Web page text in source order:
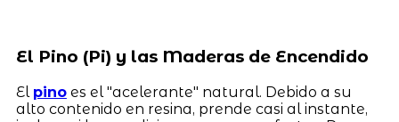
El Pino (Pi) y las Maderas de Encendido
El pinoes el "acelerante" natural. Debido a su
alto contenido en resina, prende casi al instante,